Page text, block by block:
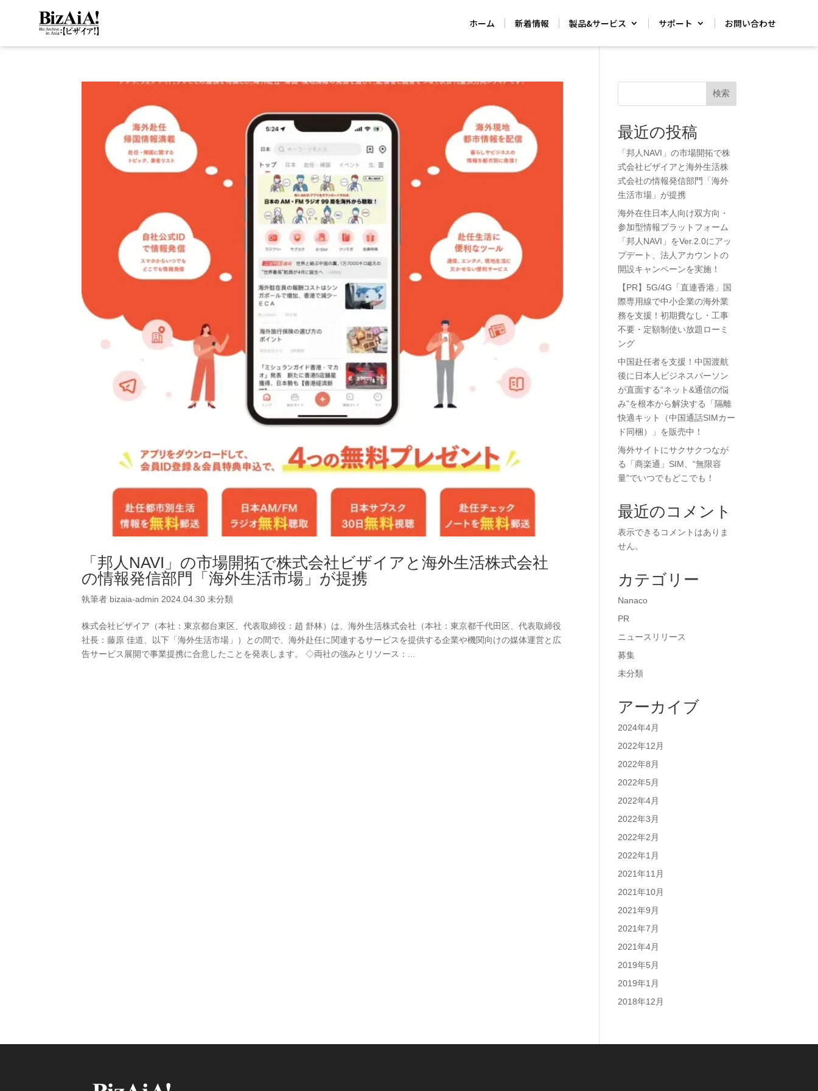
ホーム 新着情報 製品&サービス サポート お問い合わせ
「邦人NAVI」の市場開拓で株式会社ビザイアと海外生活株式会社
の情報発信部門「海外生活市場」が提携
執筆者 bizaia-admin 2024.04.30 未分類
株式会社ビザイア（本社：東京都台東区、代表取締役：趙 舒林）は、海外生活株式会社（本社：東京都千代田区、代表取締役
社長：藤原 佳道、以下「海外生活市場」）との間で、海外赴任に関連するサービスを提供する企業や機関向けの媒体運営と広
告サービス展開で事業提携に合意したことを発表します。 ◇両社の強みとリソース：...
検索
最近の投稿
「邦人NAVI」の市場開拓で株
式会社ビザイアと海外生活株
式会社の情報発信部門「海外
生活市場」が提携
海外在住日本人向け双方向・
参加型情報プラットフォーム
「邦人NAVI」をVer.2.0にアッ
プデート、法人アカウントの
開設キャンペーンを実施！
【PR】5G/4G「直連香港」国
際専用線で中小企業の海外業
務を支援！初期費なし・工事
不要・定額制使い放題ローミ
ング
中国赴任者を支援！中国渡航
後に日本人ビジネスパーソン
が直面する“ネット&通信の悩
み”を根本から解決する「隔離
快適キット（中国通話SIMカー
ド同梱）」を販売中！
海外サイトにサクサクつなが
る「商楽通」SIM、“無限容
量”でいつでもどこでも！
最近のコメント
表示できるコメントはありま
せん。
カテゴリー
Nanaco
PR
ニュースリリース
募集
未分類
アーカイブ
2024年4月
2022年12月
2022年8月
2022年5月
2022年4月
2022年3月
2022年2月
2022年1月
2021年11月
2021年10月
2021年9月
2021年7月
2021年4月
2019年5月
2019年1月
2018年12月